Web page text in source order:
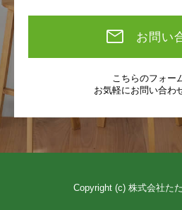
お問い
こちらのフォー
お気軽にお問い合わ
Copyright (c) 株式会社た